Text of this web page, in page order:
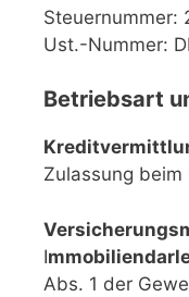
Steuernummer:
Ust.-Nummer:
Betriebsart
Zulassung
I
Abs. 1 der